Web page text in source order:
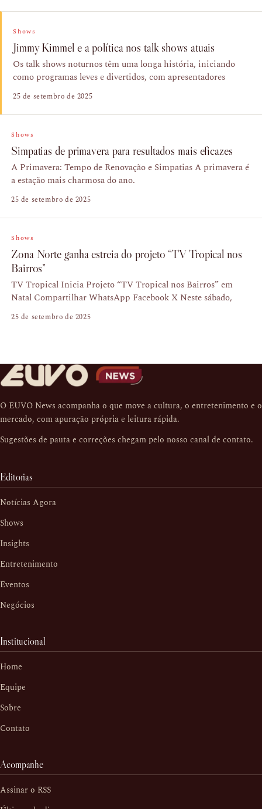
Shows
Jimmy Kimmel e a política nos talk shows atuais
Os talk shows noturnos têm uma longa história, iniciando
como programas leves e divertidos, com apresentadores
25 de setembro de 2025
Shows
Simpatias de primavera para resultados mais eficazes
A Primavera: Tempo de Renovação e Simpatias A primavera é
a estação mais charmosa do ano.
25 de setembro de 2025
Shows
Zona Norte ganha estreia do projeto “TV Tropical nos
Bairros”
TV Tropical Inicia Projeto “TV Tropical nos Bairros” em
Natal Compartilhar WhatsApp Facebook X Neste sábado,
25 de setembro de 2025
O EUVO News acompanha o que move a cultura, o entretenimento e o
mercado, com apuração própria e leitura rápida.
Sugestões de pauta e correções chegam pelo nosso canal de contato.
Editorias
Notícias Agora
Shows
Insights
Entretenimento
Eventos
Negócios
Institucional
Home
Equipe
Sobre
Contato
Acompanhe
Assinar o RSS